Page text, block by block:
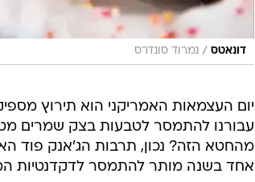
דונאטס / נמרוד סונדרס
יום העצמאות האמריקני הוא תירוץ
עבורנו להתמסר לטבעות בצק שמרים
מהחטא הזה? נכון, תרבות הג'אנק פוד
אחד בשנה מותר להתמסר לדקדנטיות